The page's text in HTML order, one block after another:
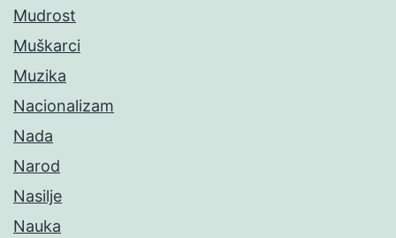
Mudrost
Muškarci
Muzika
Nacionalizam
Nada
Narod
Nasilje
Nauka